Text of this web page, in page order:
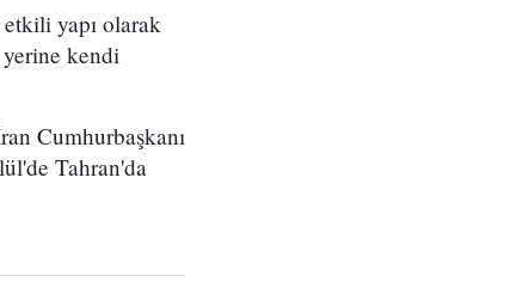
yapı olarak
yerine kendi
Cumhurbaşkanı
Tahran'da